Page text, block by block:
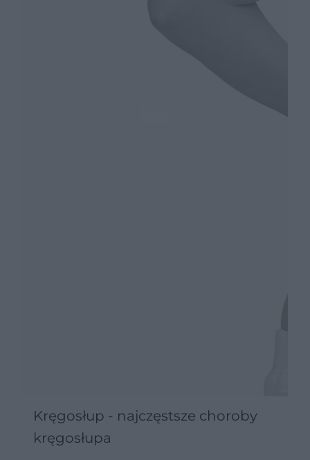
Kręgosłup - najczęstsze choroby
kręgosłupa